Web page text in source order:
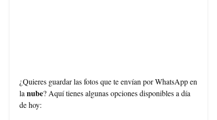
¿Quieres guardar las fotos que te envían por WhatsApp en
lanube? Aquí tienes algunas opciones disponibles a día
de hoy: